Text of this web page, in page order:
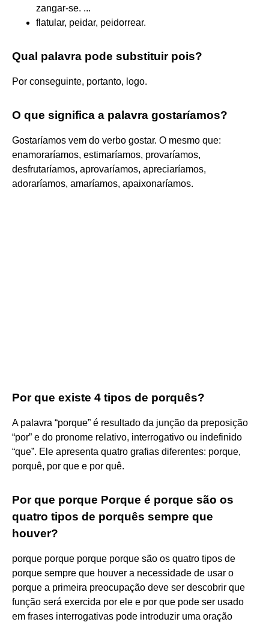
zangar-se. ...
flatular, peidar, peidorrear.
Qual palavra pode substituir pois?
Por conseguinte, portanto, logo.
O que significa a palavra gostaríamos?
Gostaríamos vem do verbo gostar. O mesmo que:
enamoraríamos, estimaríamos, provaríamos,
desfrutaríamos, aprovaríamos, apreciaríamos,
adoraríamos, amaríamos, apaixonaríamos.
Por que existe 4 tipos de porquês?
A palavra “porque” é resultado da junção da preposição
“por” e do pronome relativo, interrogativo ou indefinido
“que”. Ele apresenta quatro grafias diferentes: porque,
porquê, por que e por quê.
Por que porque Porque é porque são os
quatro tipos de porquês sempre que
houver?
porque porque porque porque são os quatro tipos de
porque sempre que houver a necessidade de usar o
porque a primeira preocupação deve ser descobrir que
função será exercida por ele e por que pode ser usado
em frases interrogativas pode introduzir uma oração